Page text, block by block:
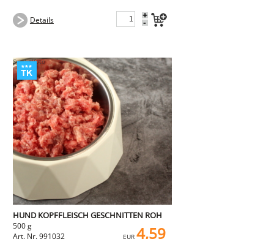
Details +
-
HUND KOPFFLEISCH GESCHNITTEN ROH
500 g
Art. Nr. 991032
EUR 4,59